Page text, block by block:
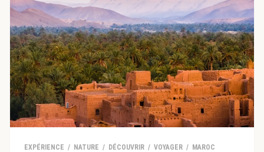
EXPÉRIENCE NATURE DÉCOUVRIR VOYAGER MAROC